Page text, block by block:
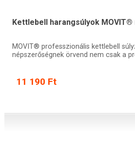
Kettlebell harangsúlyok
MOVIT® professzionális kettlebell
népszerőségnek örvend nem csak a
11 190 Ft